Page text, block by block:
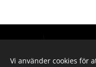
Hör gärna av
Vi använder cookies för